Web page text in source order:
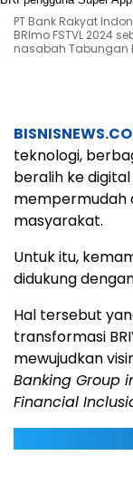
PT Bank Rakyat
BRImo FSTVL 2024
nasabah Tabungan
teknologi,
beralih ke
mempermudah
masyarakat.
Untuk itu,
didukung
Hal tersebut
transformasi
mewujudkan
Banking Group
Financial